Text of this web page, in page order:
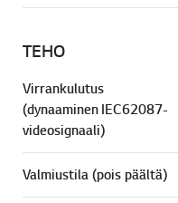
TEHO
Virrankulutus
(dynaaminen IEC62087-
videosignaali)
Valmiustila (pois päältä)